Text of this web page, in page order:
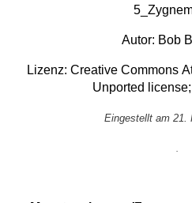
Autor: Bob
Lizenz: Creative Commons
Unported
Eingestellt am 21.